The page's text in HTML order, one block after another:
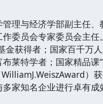
与经济学部副主任、
委员会专家委员会主
金获得者；国家百千万
莱特学者；国家精品课
）
家知名企业进行卓有成